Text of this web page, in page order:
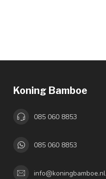
Koning Bamboe
085 060 8853
085 060 8853
info@koningbamboe.nl